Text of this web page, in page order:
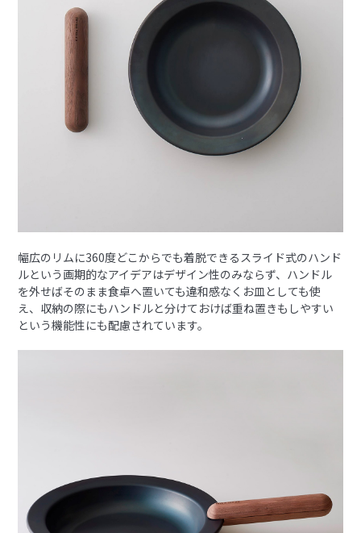
幅広のリムに360度どこからでも着脱できるスライド式のハンド
ルという画期的なアイデアはデザイン性のみならず、ハンドル
を外せばそのまま食卓へ置いても違和感なくお皿としても使
え、収納の際にもハンドルと分けておけば重ね置きもしやすい
という機能性にも配慮されています。